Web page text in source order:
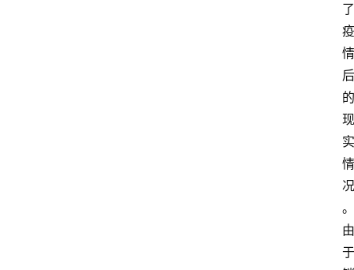
了
疫
情
后
的
现
实
情
况
。
由
于